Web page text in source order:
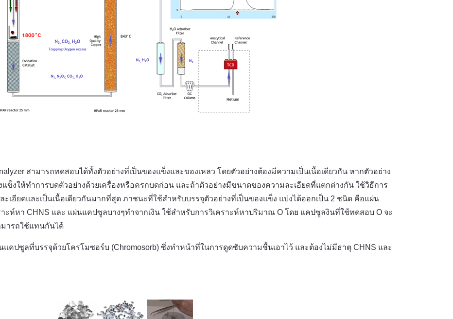
สามารถทดสอบได้ทั้งตัวอย่างที่เป็นของแข็งและของเหลว โดยตัวอย่างต้องมีความเป็นเนื้อเดียวกัน หากตัวอย่าง
แข็งให้ทำการบดตัวอย่างด้วยเครื่องหรือครกบดก่อน และถ้าตัวอย่างมีขนาดของความละเอียดที่แตกต่างกัน ใช้วิธีการ
เอียดและเป็นเนื้อเดียวกันมากที่สุด ภาชนะที่ใช้สำหรับบรรจุตัวอย่างที่เป็นของแข็ง แบ่งได้ออกเป็น 2 ชนิด คือแผ่น
ะห์หา CHNS และ แผ่นแคปซูลบางๆทำจากเงิน ใช้สำหรับการวิเคราะห์หาปริมาณ O โดย แคปซูลงินที่ใช้ทดสอบ O จะ
ารถใช้แทนกันได้
แคปซูลที่บรรจุด้วยโครโมซอร์บ (Chromosorb) ซึ่งทำหน้าที่ในการดูดซับความชื้นเอาไว้ และต้องไม่มีธาตุ CHNS และ